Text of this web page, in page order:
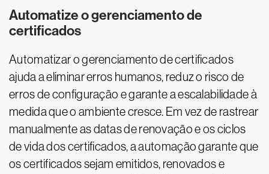
Automatize o gerenciamento de
certificados
Automatizar o gerenciamento de certificados
ajuda a eliminar erros humanos, reduz o risco de
erros de configuração e garante a escalabilidade à
medida que o ambiente cresce. Em vez de rastrear
manualmente as datas de renovação e os ciclos
de vida dos certificados, a automação garante que
os certificados sejam emitidos, renovados e